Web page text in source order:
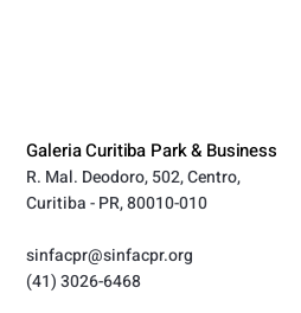
Galeria Curitiba Park & Business
R. Mal. Deodoro, 502, Centro,
Curitiba - PR, 80010-010
sinfacpr@sinfacpr.org
(41) 3026-6468